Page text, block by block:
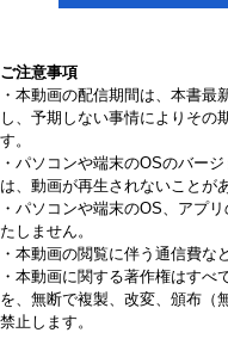
ご注意事項
・本動画の配信期間は、本書
し、予期しない事情によりその
す。
・パソコンや端末のOSのバー
は、動画が再生されないことが
・パソコンや端末のOS、アプ
たしません。
・本動画の閲覧に伴う通信費な
・本動画に関する著作権はす
を、無断で複製、改変、頒布（
禁止します。